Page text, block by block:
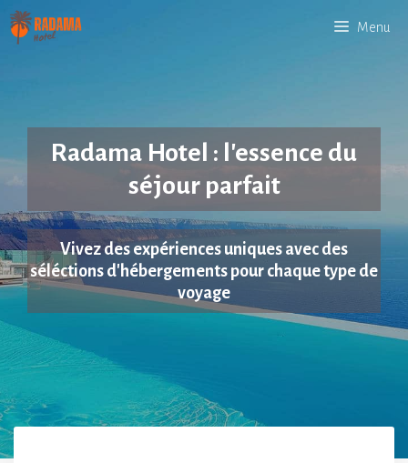
Aller
au
Menu
Radama Hotel : l'essence du
séjour parfait
Vivez des expériences uniques avec des
séléctions d'hébergements pour chaque type de
voyage